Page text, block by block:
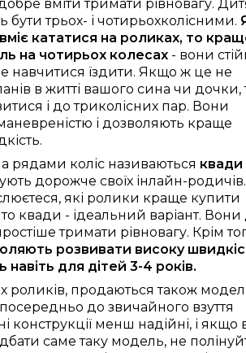
вміти тримати рівновагу.
бути трьох- і чотирьохколісними.
кататися на роликах, то
на чотирьох колесах - вони
навчитися їздити. Якщо ж це не
в житті вашого сина чи дочки,
і до триколісних пар. Вони
і дозволяють краще
рядами коліс називаються квади
дорожче своїх інлайн-родичів.
які ролики краще купити
то квади - ідеальний варіант.
тримати рівновагу. Крім
розвивати високу
навіть для дітей 3-4 років.
роликів, продаються також
до звичайного взуття
конструкції менш надійні, і якщо
саме таку модель, не